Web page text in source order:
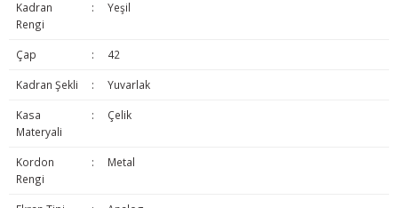
Kadran
Rengi
: Yeşil
Çap : 42
Kadran Şekli : Yuvarlak
Kasa
Materyali
: Çelik
Kordon
Rengi
: Metal